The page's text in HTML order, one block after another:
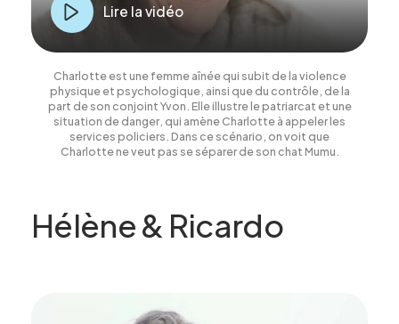
Lire la vidéo
Charlotte est une femme aînée qui subit de la violence
physique et psychologique, ainsi que du contrôle, de la
part de son conjoint Yvon. Elle illustre le patriarcat et une
situation de danger, qui amène Charlotte à appeler les
services policiers. Dans ce scénario, on voit que
Charlotte ne veut pas se séparer de son chat Mumu.
Hélène & Ricardo